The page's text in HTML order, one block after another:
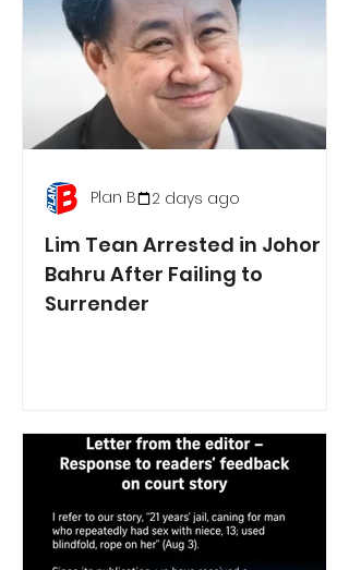
Lim Tean Arrested in Johor
Bahru After Failing to
Surrender
Plan B 2 days ago